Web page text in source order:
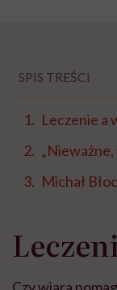
SPIS TREŚCI
Leczenie a
Michał